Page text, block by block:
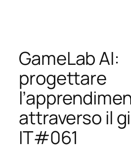
GameLab AI:
progettare
attraverso il
IT#061